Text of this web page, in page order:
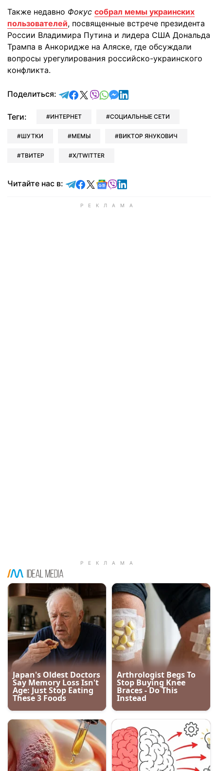
Также недавно Фокус собрал мемы украинских
пользователей, посвященные встрече президента
России Владимира Путина и лидера США Дональда
Трампа в Анкоридже на Аляске, где обсуждали
вопросы урегулирования российско-украинского
конфликта.
Поделиться: отправить в Telegram
поделиться в Facebook
поделиться в X
отправить в Viber
отправить в Whatsapp
отправить в Messenger
отправить в LinkedIn
Теги: ИНТЕРНЕТ СОЦИАЛЬНЫЕ СЕТИ
ШУТКИ МЕМЫ ВИКТОР ЯНУКОВИЧ
ТВИТЕР X/TWITTER
Читайте нас в: Читайте в Telegram
Читайте в Facebook
Читайте в X
Читайте в Google news
Читайте в Viber
Читайте в LinkedIn